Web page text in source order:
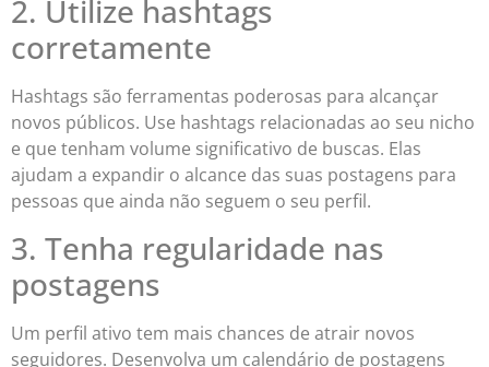
2. Utilize hashtags
corretamente
Hashtags são ferramentas poderosas para alcançar
novos públicos. Use hashtags relacionadas ao seu nicho
e que tenham volume significativo de buscas. Elas
ajudam a expandir o alcance das suas postagens para
pessoas que ainda não seguem o seu perfil.
3. Tenha regularidade nas
postagens
Um perfil ativo tem mais chances de atrair novos
seguidores. Desenvolva um calendário de postagens